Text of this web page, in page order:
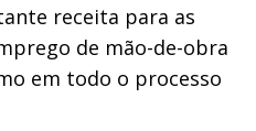
receita para as
de mão-de-obra
em todo o processo